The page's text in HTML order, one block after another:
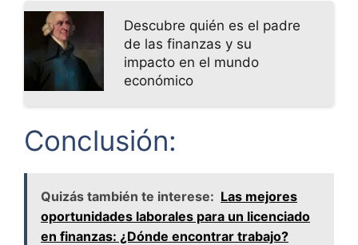
Descubre quién es el padre
de las finanzas y su
impacto en el mundo
económico
Conclusión:
Quizás también te interese: Las mejores
oportunidades laborales para un licenciado
en finanzas: ¿Dónde encontrar trabajo?